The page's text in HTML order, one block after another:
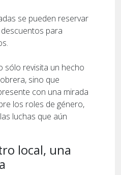
se pueden reservar
para
sólo revisita un hecho
sino que
con una mirada
los roles de género,
luchas que aún
local, una